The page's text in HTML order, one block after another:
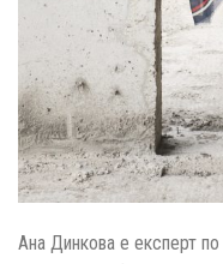
Ана Динкова е експерт